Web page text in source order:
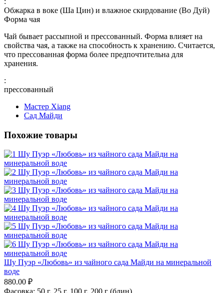
Обжарка в воке (Ша Цин) и влажное скирдование (Во Дуй)
Форма чая
Чай бывает рассыпной и прессованный. Форма влияет на
свойства чая, а также на способность к хранению. Считается,
что прессованная форма более предпочтительна для
хранения.
:
прессованный
Мастер Xiang
Сад Майди
Похожие товары
Шу Пуэр «Любовь» из чайного сада Майди на минеральной
воде
880.00 ₽